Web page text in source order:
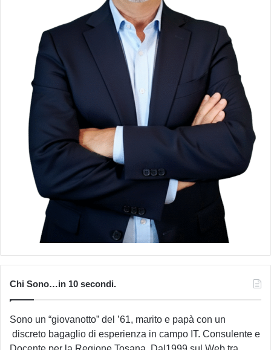
Chi Sono…in 10 secondi.
Sono un “giovanotto” del ’61, marito e papà con un
discreto bagaglio di esperienza in campo IT. Consulente e